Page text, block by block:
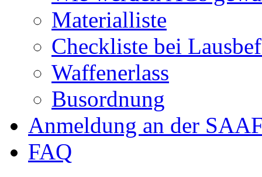
Materialliste
Checkliste bei
Waffenerlass
Busordnung
Anmeldung an der
FAQ